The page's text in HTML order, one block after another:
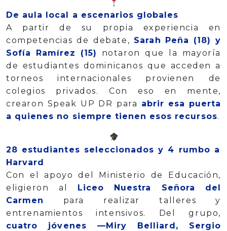
De aula local a escenarios globales
A partir de su propia experiencia en
competencias de debate, Sarah Peña (18) y
Sofía Ramírez (15)
notaron que la mayoría
de estudiantes dominicanos que acceden a
torneos internacionales provienen de
colegios privados. Con eso en mente,
crearon Speak UP DR para abrir esa puerta
a quienes no siempre tienen esos recursos.
28 estudiantes seleccionados y 4 rumbo a
Harvard
Con el apoyo del Ministerio de Educación,
eligieron al Liceo Nuestra Señora del
Carmen
para realizar talleres y
entrenamientos intensivos. Del grupo,
cuatro jóvenes —Miry Belliard, Sergio